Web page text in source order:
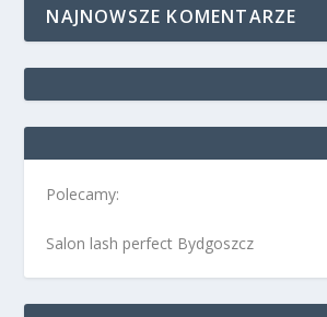
NAJNOWSZE KOMENTARZE
Polecamy:
Salon lash perfect Bydgoszcz